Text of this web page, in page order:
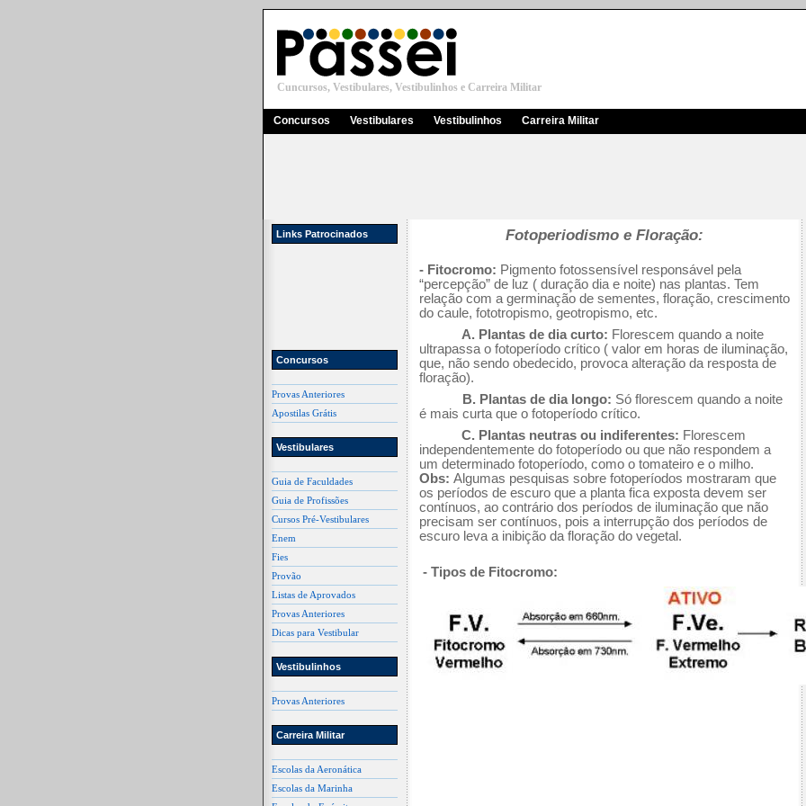
Cuncursos, Vestibulares, Vestibulinhos e Carreira Militar
Concursos Vestibulares Vestibulinhos Carreira Militar
Links Patrocinados
Concursos
Provas Anteriores
Apostilas Grátis
Vestibulares
Guia de Faculdades
Guia de Profissões
Cursos Pré-Vestibulares
Enem
Fies
Provão
Listas de Aprovados
Provas Anteriores
Dicas para Vestibular
Vestibulinhos
Provas Anteriores
Carreira Militar
Escolas da Aeronática
Escolas da Marinha
Fotoperiodismo e Floração:
- Fitocromo: Pigmento fotossensível responsável pela
“percepção” de luz ( duração dia e noite) nas plantas. Tem
relação com a germinação de sementes, floração, crescimento
do caule, fototropismo, geotropismo, etc.
A. Plantas de dia curto: Florescem quando a noite
ultrapassa o fotoperíodo crítico ( valor em horas de iluminação,
que, não sendo obedecido, provoca alteração da resposta de
floração).
B. Plantas de dia longo: Só florescem quando a noite
é mais curta que o fotoperíodo crítico.
C. Plantas neutras ou indiferentes: Florescem
independentemente do fotoperíodo ou que não respondem a
um determinado fotoperíodo, como o tomateiro e o milho.
Obs: Algumas pesquisas sobre fotoperíodos mostraram que
os períodos de escuro que a planta fica exposta devem ser
contínuos, ao contrário dos períodos de iluminação que não
precisam ser contínuos, pois a interrupção dos períodos de
escuro leva a inibição da floração do vegetal.
- Tipos de Fitocromo: